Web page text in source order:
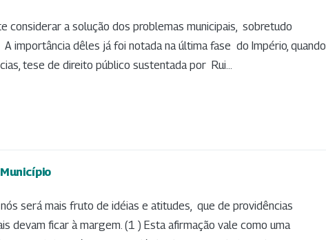
considerar a solução dos problemas municipais, sobretudo
importância dêles já foi notada na última fase do Império, quando
tese de direito público sustentada por Rui...
será mais fruto de idéias e atitudes, que de providências
devam ficar à margem. (1 ) Esta afirmação vale como uma